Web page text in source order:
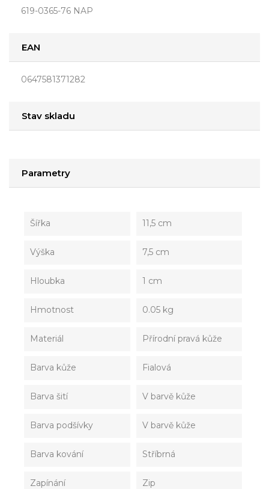
619-0365-76 NAP
EAN
0647581371282
Stav skladu
Parametry
Šířka 11,5 cm
Výška 7,5 cm
Hloubka 1 cm
Hmotnost 0.05 kg
Materiál Přírodní pravá kůže
Barva kůže Fialová
Barva šití V barvě kůže
Barva podšívky V barvě kůže
Barva kování Stříbrná
Zapínání Zip